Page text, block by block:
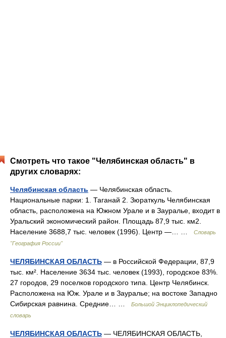
Смотреть что такое "Челябинская область" в
других словарях:
Челябинская область — Челябинская область.
Национальные парки: 1. Таганай 2. Зюраткуль Челябинская
область, расположена на Южном Урале и в Зауралье, входит в
Уральский экономический район. Площадь 87,9 тыс. км2.
Население 3688,7 тыс. человек (1996). Центр —… …
Словарь
"География России"
ЧЕЛЯБИНСКАЯ ОБЛАСТЬ — в Российской Федерации, 87,9
тыс. км². Население 3634 тыс. человек (1993), городское 83%.
27 городов, 29 поселков городского типа. Центр Челябинск.
Расположена на Юж. Урале и в Зауралье; на востоке Западно
Сибирская равнина. Средние… …
Большой Энциклопедический
словарь
ЧЕЛЯБИНСКАЯ ОБЛАСТЬ — ЧЕЛЯБИНСКАЯ ОБЛАСТЬ,